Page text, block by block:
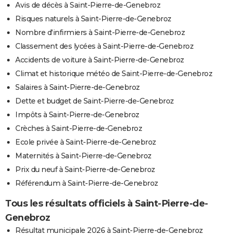
Avis de décès à Saint-Pierre-de-Genebroz
Risques naturels à Saint-Pierre-de-Genebroz
Nombre d'infirmiers à Saint-Pierre-de-Genebroz
Classement des lycées à Saint-Pierre-de-Genebroz
Accidents de voiture à Saint-Pierre-de-Genebroz
Climat et historique météo de Saint-Pierre-de-Genebroz
Salaires à Saint-Pierre-de-Genebroz
Dette et budget de Saint-Pierre-de-Genebroz
Impôts à Saint-Pierre-de-Genebroz
Crèches à Saint-Pierre-de-Genebroz
Ecole privée à Saint-Pierre-de-Genebroz
Maternités à Saint-Pierre-de-Genebroz
Prix du neuf à Saint-Pierre-de-Genebroz
Référendum à Saint-Pierre-de-Genebroz
Tous les résultats officiels à Saint-Pierre-de-
Genebroz
Résultat municipale 2026 à Saint-Pierre-de-Genebroz